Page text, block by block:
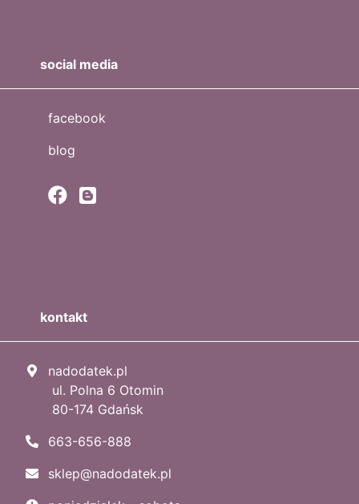
social media
facebook
blog
kontakt
nadodatek.pl
ul. Polna 6 Otomin
80-174 Gdańsk
663-656-888
sklep@nadodatek.pl